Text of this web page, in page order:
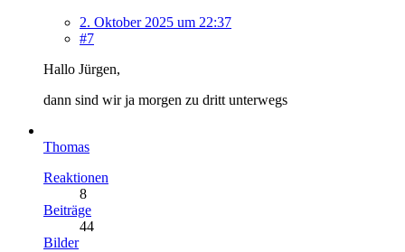
2. Oktober 2025 um 22:37
#7
Hallo Jürgen,
dann sind wir ja morgen zu dritt unterwegs
Thomas
Reaktionen
8
Beiträge
44
Bilder